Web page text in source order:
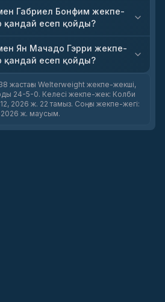
Габриел Бонфим жекпе-
қандай есеп қойды?
Ян Мачадо Гэрри жекпе-
қандай есеп қойды?
жастағы Welterweight жекпе-жекші,
24-5-0. Келесі жекпе-жек: Колби
2026 ж. 22 тамыз. Соңғы жекпе-жегі:
2026 ж. маусым.